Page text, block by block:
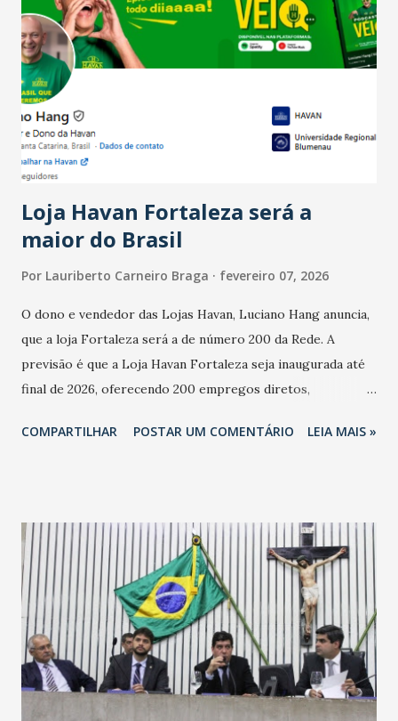
país tem a menor taxa de desemprego dos anos recentes.
Ainda segundo a Pesquisa, em novembro de 2025, 40% dos
bares e restaurantes operaram com lucro e outros 40%
registraram equilíbrio financeiro. Já o percentual de
estabelecimentos no prejuízo ficou em 19%, pouco abaixo
do observado no mês anterior. Outros 1% não existiam em
novembro. Em relação a outubro, o faturamento também
Loja Havan Fortaleza será a
maior do Brasil
Por Lauriberto Carneiro Braga fevereiro 07, 2026
O dono e vendedor das Lojas Havan, Luciano Hang anuncia,
que a loja Fortaleza será a de número 200 da Rede. A
previsão é que a Loja Havan Fortaleza seja inaugurada até
final de 2026, oferecendo 200 empregos diretos,
Havan Fortaleza ainda não foi anunciada oficialmente, mas
COMPARTILHAR POSTAR UM COMENTÁRIO LEIA MAIS »